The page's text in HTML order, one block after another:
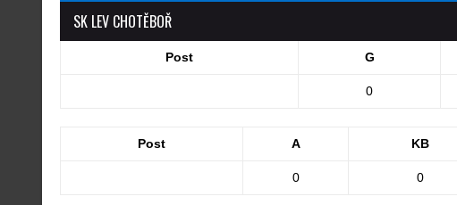
SK LEV CHOTĚBOŘ
Post G
0
Post A KB
0 0